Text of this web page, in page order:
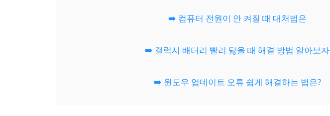
➡️ 컴퓨터 전원이 안 켜질 때 대처법은
➡️ 갤럭시 배터리 빨리 닳을 때 해결 방법 알아보자
➡️ 윈도우 업데이트 오류 쉽게 해결하는 법은?